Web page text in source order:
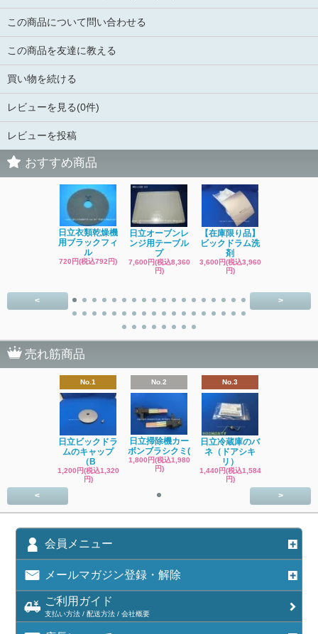
この商品について問い合わせる
この商品を友達に教える
買い物を続ける
レビューを見る(0件)
レビューを投稿
おすすめ商品
日立衣類乾燥機
用ブラックフィ
ル
720円(税込792円)
日立オーブンレ
ンジ用テーブル
プ
7,600円(税込8,360
円)
【在庫限り品】
ビックドラム洗
剤
3,600円(税込3,960
円)
< >
売れ筋商品
No.1
日立ビックドラ
ムのキャップ
（B
1,200円(税込1,320
円)
No.2
日立掃除機カー
ボンブラシクミ(
1,800円(税込1,980
円)
No.3
日立冷蔵庫のバ
ネ（ドアシキ
リ）
1,440円(税込1,584
円)
< >
会員メニュー
メールマガジン登録・解除
ご利用ガイド
支払い方法 / 配送方法 / 会社概要